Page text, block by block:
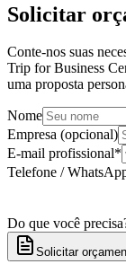
Solicitar
Conte-nos suas
Trip for Business
uma proposta
Nome
Empresa (opcional)
E-mail profissional*
Telefone /
Do que você
Solicitar